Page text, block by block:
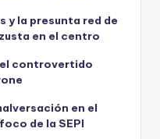
y la presunta red de
en el centro
controvertido
en el
de la SEPI